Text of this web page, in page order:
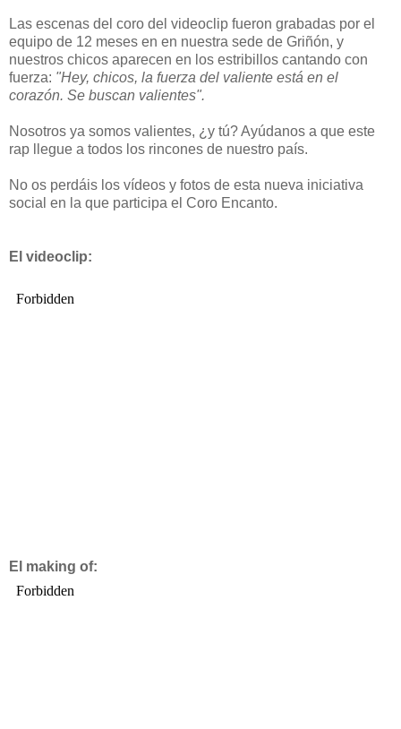
Las escenas del coro del videoclip fueron grabadas por el
equipo de 12 meses en en nuestra sede de Griñón, y
nuestros chicos aparecen en los estribillos cantando con
fuerza: "Hey, chicos, la fuerza del valiente está en el
corazón. Se buscan valientes".
Nosotros ya somos valientes, ¿y tú? Ayúdanos a que este
rap llegue a todos los rincones de nuestro país.
No os perdáis los vídeos y fotos de esta nueva iniciativa
social en la que participa el Coro Encanto.
El videoclip:
El making of: